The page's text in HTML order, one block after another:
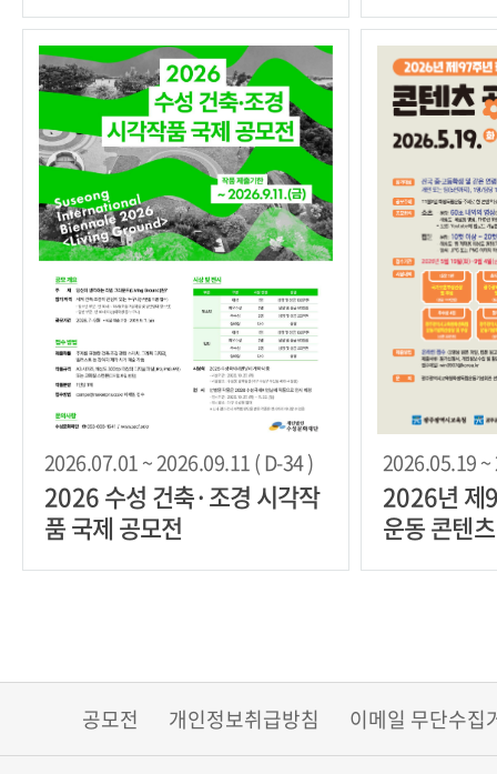
2026.07.01 ~ 2026.09.11 ( D-34 )
2026 수성 건축·조경 시각작
품 국제 공모전
2026.05.19 ~
2026년 제
운동 콘텐
공모전 개인정보취급방침 이메일 무단수집